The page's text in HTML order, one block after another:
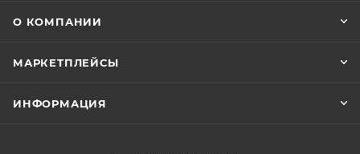
О КОМПАНИИ
МАРКЕТПЛЕЙСЫ
ИНФОРМАЦИЯ